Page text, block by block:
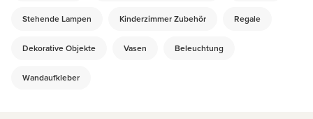
Stehende Lampen Kinderzimmer Zubehör Regale
Dekorative Objekte Vasen Beleuchtung
Wandaufkleber